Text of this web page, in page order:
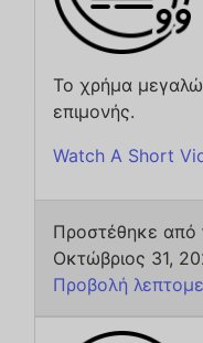
Το χρήμα
επιμονής.
Watch A Short
Προστέθηκε από
Οκτώβριος 31,
Προβολή